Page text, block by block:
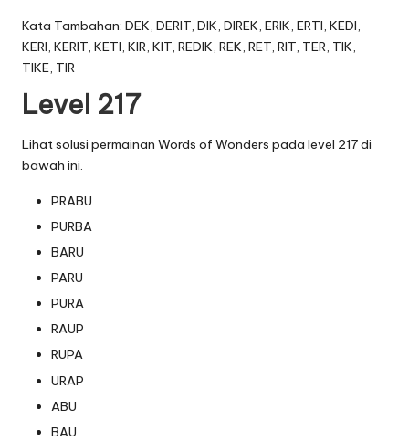
Kata Tambahan: DEK, DERIT, DIK, DIREK, ERIK, ERTI, KEDI,
KERI, KERIT, KETI, KIR, KIT, REDIK, REK, RET, RIT, TER, TIK,
TIKE, TIR
Level 217
Lihat solusi permainan Words of Wonders pada level 217 di
bawah ini.
PRABU
PURBA
BARU
PARU
PURA
RAUP
RUPA
URAP
ABU
BAU